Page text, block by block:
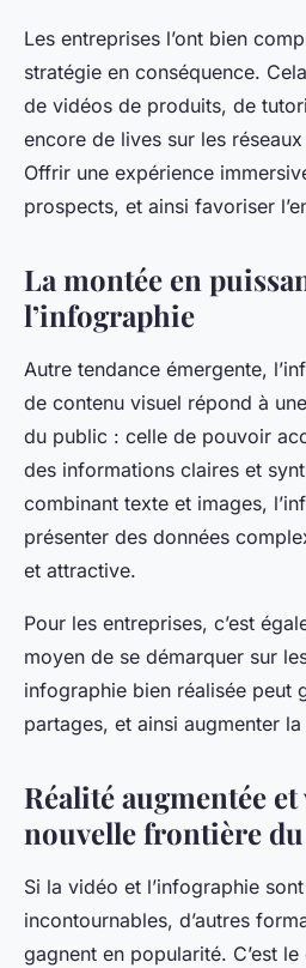
Les entreprises l’ont bien
stratégie en conséquence.
de vidéos de produits, de
encore de lives sur les
Offrir une expérience
prospects, et ainsi favoriser
La montée en
l’infographie
Autre tendance émergente,
de contenu visuel répond à
du public : celle de pouvoir
des informations claires et
combinant texte et images,
présenter des données
et attractive.
Pour les entreprises, c’est
moyen de se démarquer sur
infographie bien réalisée peut
partages, et ainsi augmenter
Réalité augmentée
nouvelle frontière
Si la vidéo et l’infographie
incontournables, d’autres
gagnent en popularité. C’est